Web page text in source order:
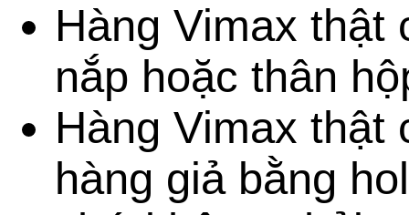
Hàng Vimax thật
nắp hoặc thân
Hàng Vimax thật
hàng giả bằng